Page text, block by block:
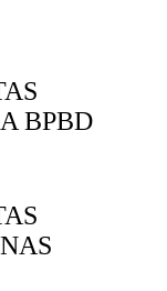
BPBD